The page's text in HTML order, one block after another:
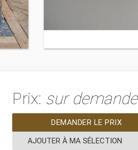
Prix: sur demande
DEMANDER LE PRIX
AJOUTER À MA SÉLECTION